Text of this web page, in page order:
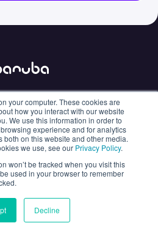
your computer. These cookies are
how you interact with our website
We use this information in order to
experience and for analytics
both on this website and other media.
we use, see our Privacy Policy.
won’t be tracked when you visit this
used in your browser to remember
Decline
Sanctions